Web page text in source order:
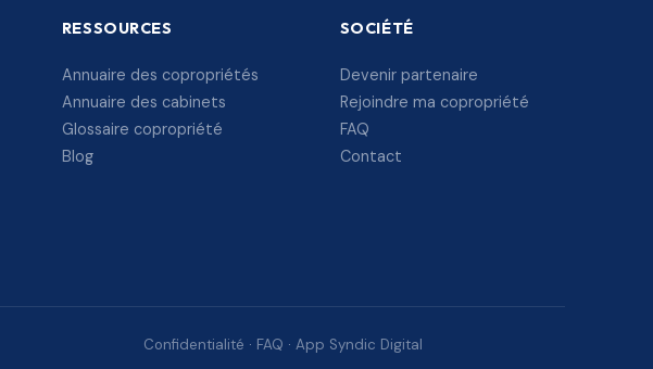
RESSOURCES
Annuaire des copropriétés
Annuaire des cabinets
Glossaire copropriété
Blog
SOCIÉTÉ
Devenir partenaire
Rejoindre ma copropriété
FAQ
Contact
Confidentialité · FAQ · App Syndic Digital